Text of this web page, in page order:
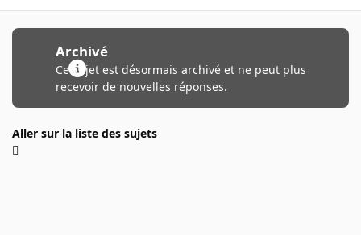
Archivé
Ce sujet est désormais archivé et ne peut plus
recevoir de nouvelles réponses.
Aller sur la liste des sujets